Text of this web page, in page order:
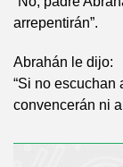
arrepentirán”.
Abrahán le dijo:
“Si no escuchan
convencerán ni